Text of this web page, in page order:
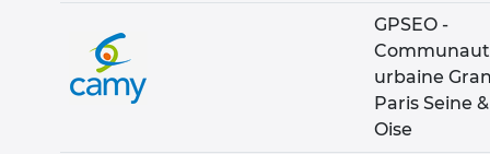
GPSEO -
urbaine
Paris Seine &
Oise